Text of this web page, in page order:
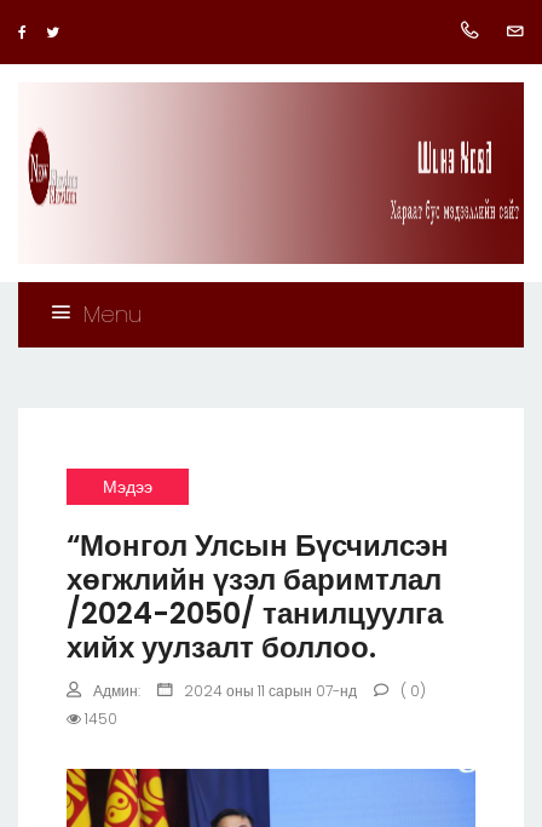
Menu
Мэдээ
“Монгол Улсын Бүсчилсэн
хөгжлийн үзэл баримтлал
/2024-2050/ танилцуулга
хийх уулзалт боллоо.
Админ: 2024 оны 11 сарын 07-нд
( 0)
1450